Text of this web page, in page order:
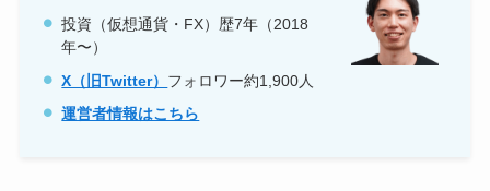
投資（仮想通貨・FX）歴7年（2018
年〜）
X（旧Twitter） フォロワー約1,900人
運営者情報はこちら